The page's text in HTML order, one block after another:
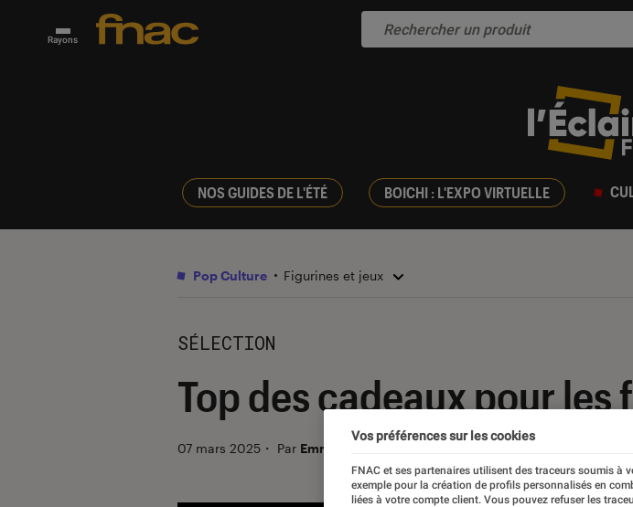
Rayons
NOS GUIDES DE L'ÉTÉ BOICHI : L'EXPO VIRTUELLE
Pop Culture Figurines et jeux
SÉLECTION
Top des cadeaux pour les
07 mars 2025 ・ Par Emma G.
Vos préférences sur les cookies
FNAC et ses partenaires utilisent des traceurs soumis à
exemple pour la création de profils personnalisés en
liées à votre compte client. Vous pouvez refuser les